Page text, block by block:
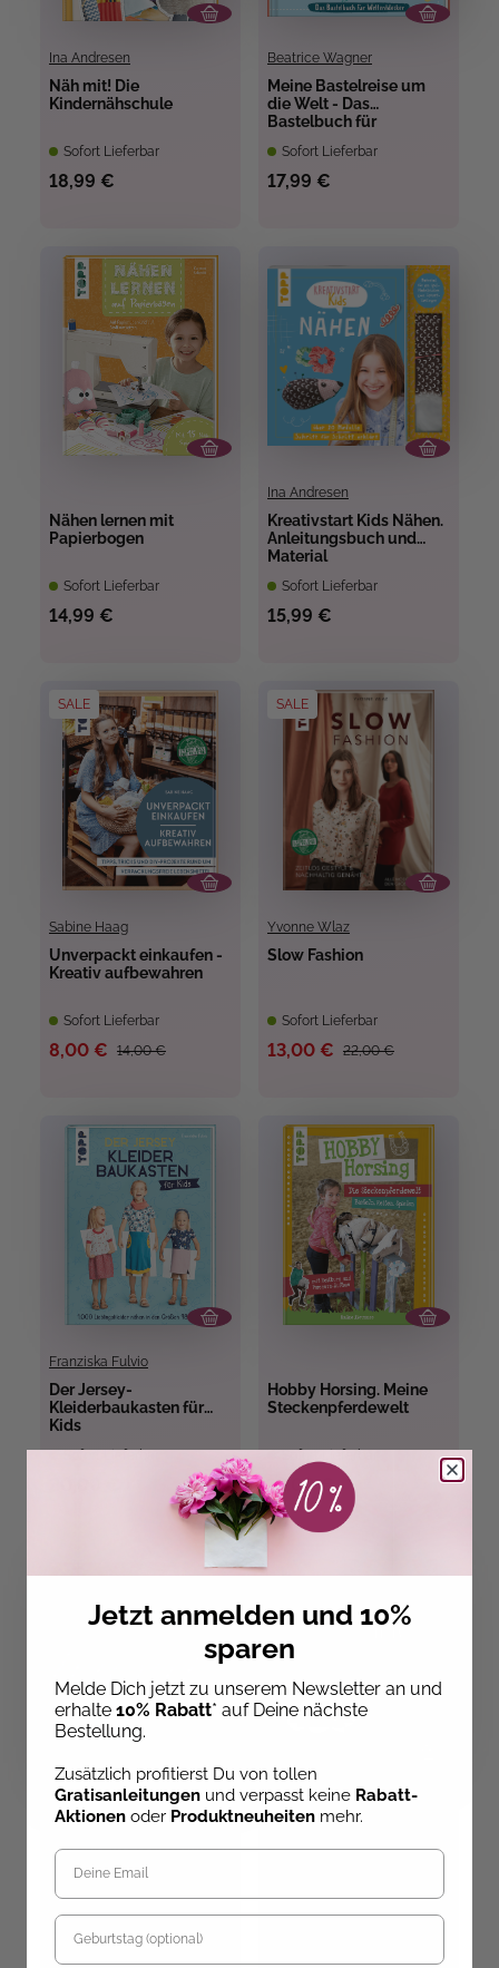
Ina Andresen
Näh mit! Die
Kindernähschule
Sofort Lieferbar
18,99 €
Beatrice Wagner
Meine Bastelreise um
die Welt - Das
Bastelbuch für
Sofort Lieferbar
17,99 €
Nähen lernen mit
Papierbogen
Sofort Lieferbar
14,99 €
Ina Andresen
Kreativstart Kids Nähen.
Anleitungsbuch und
Material
Sofort Lieferbar
15,99 €
SALE
Sabine Haag
Unverpackt einkaufen -
Kreativ aufbewahren
Sofort Lieferbar
14,00 €
8,00 €
SALE
Yvonne Wlaz
Slow Fashion
Sofort Lieferbar
22,00 €
13,00 €
Franziska Fulvio
Der Jersey-
Kleiderbaukasten für
Kids
Hobby Horsing. Meine
Steckenpferdewelt
13,00 €
39,90 €
Burda Kids – Mit Liebe
Jetzt anmelden und 10%
sparen
Melde Dich jetzt zu unserem Newsletter an und
erhalte 10% Rabatt* auf Deine nächste
Bestellung.
Zusätzlich profitierst Du von tollen
Gratisanleitungen und verpasst keine Rabatt-
Aktionen oder Produktneuheiten mehr.
Geburtstag